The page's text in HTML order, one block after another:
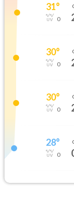
31°
0
30°
0
30°
0
28°
0